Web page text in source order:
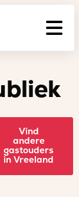
Vind
andere
gastouders
in Vreeland